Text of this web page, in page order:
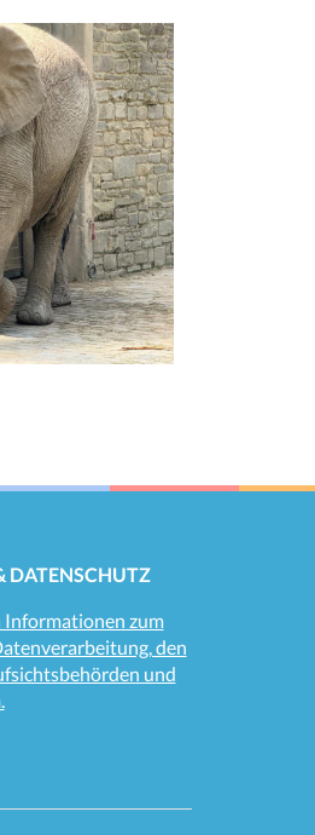
DATENSCHUTZ
Informationen zum
den
und